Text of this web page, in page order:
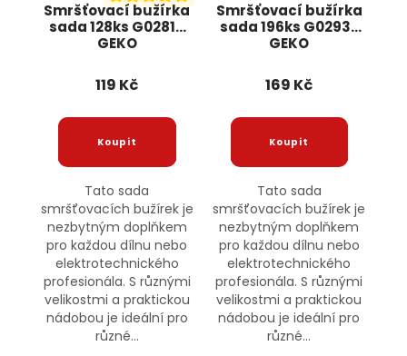
Smršťovací bužírka
sada 128ks G02813
GEKO
119 Kč
Tato sada
smršťovacích bužírek je
nezbytným doplňkem
pro každou dílnu nebo
elektrotechnického
profesionála. S různými
velikostmi a praktickou
nádobou je ideální pro
různé...
Smršťovací bužírka
sada 196ks G02932
GEKO
169 Kč
Tato sada
smršťovacích bužírek je
nezbytným doplňkem
pro každou dílnu nebo
elektrotechnického
profesionála. S různými
velikostmi a praktickou
nádobou je ideální pro
různé...